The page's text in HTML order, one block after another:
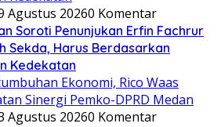
Agustus 20260 Komentar
Soroti Penunjukan Erfin Fachrur
Sekda, Harus Berdasarkan
Kedekatan
Agustus 20260 Komentar